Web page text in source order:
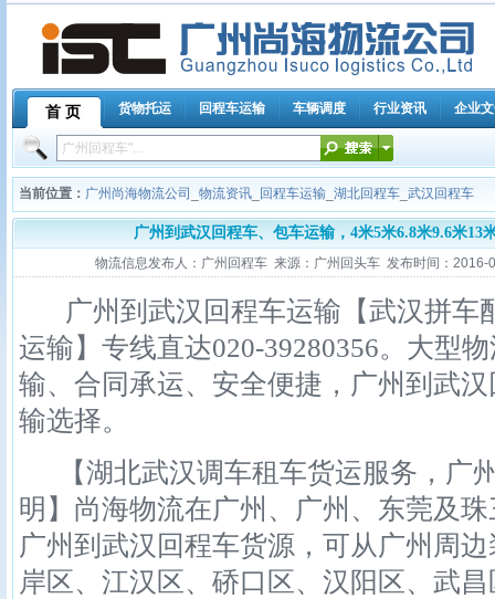
首 页 货物托运 回程车运输 车辆调度 行业资讯 企业
当前位置： 广州尚海物流公司 物流资讯 回程车运输 湖北回程车 武汉回程车
广州到武汉回程车、包车运输，4米5米6.8米9.6米13
物流信息发布人：广州回程车 来源：广州回头车 发布时间：2016-
广州到武汉回程车运输【武汉拼车
运输】专线直达020-39280356。大型
输、合同承运、安全便捷，广州到武
输选择。
【湖北武汉调车租车货运服务，广
明】尚海物流在广州、广州、东莞及
广州到武汉回程车货源，可从广州周
岸区、江汉区、硚口区、汉阳区、武